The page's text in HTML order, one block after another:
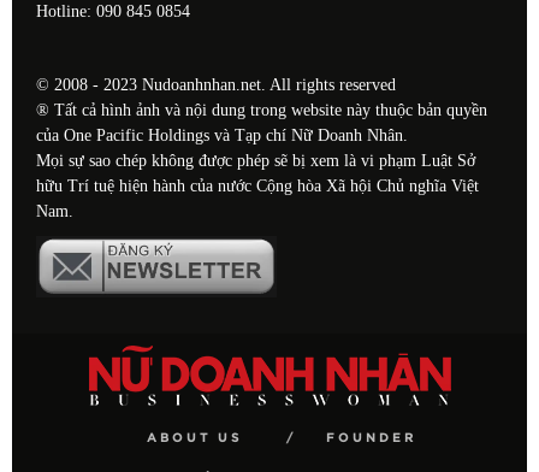
Hotline: 090 845 0854
© 2008 - 2023 Nudoanhnhan.net. All rights reserved
® Tất cả hình ảnh và nội dung trong website này thuộc bản quyền
của One Pacific Holdings và Tạp chí Nữ Doanh Nhân.
Mọi sự sao chép không được phép sẽ bị xem là vi phạm Luật Sở
hữu Trí tuệ hiện hành của nước Cộng hòa Xã hội Chủ nghĩa Việt
Nam.
ABOUT US FOUNDER